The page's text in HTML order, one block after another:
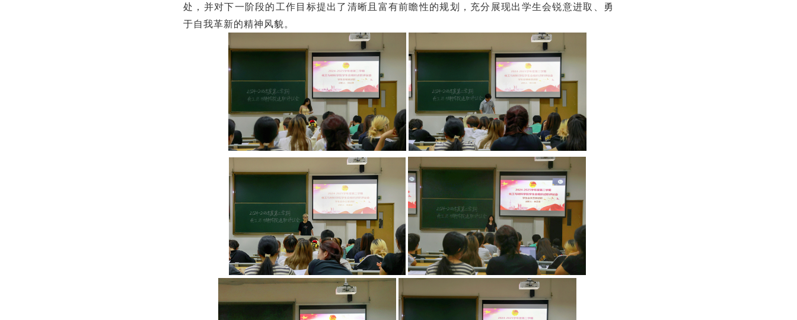
处，并对下一阶段的工作目标提出了清晰且富有前瞻性的规划，充分展现出学生会锐意进取、勇
于自我革新的精神风貌。